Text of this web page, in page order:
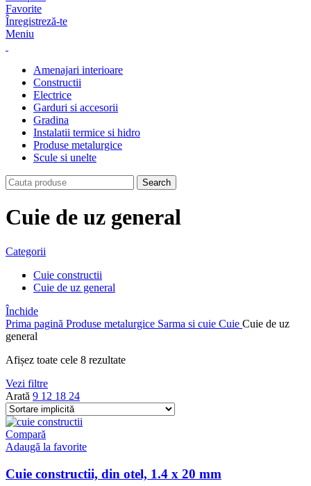
Favorite
Înregistreză-te
Meniu
Amenajari interioare
Constructii
Electrice
Garduri si accesorii
Gradina
Instalatii termice si hidro
Produse metalurgice
Scule si unelte
Search
Cuie de uz general
Categorii
Cuie constructii
Cuie de uz general
Închide
Prima pagină Produse metalurgice Sarma si cuie Cuie Cuie de uz
general
Afișez toate cele 8 rezultate
Vezi filtre
Arată 9 12 18 24
Compară
Adaugă la favorite
Cuie constructii, din otel, 1.4 x 20 mm